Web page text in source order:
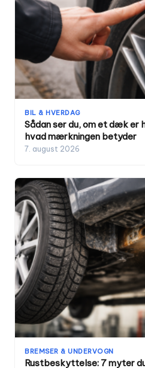
BIL & HVERDAG
Sådan ser du, om et dæk er
hvad mærkningen betyder
7. august 2026
BREMSER & UNDERVOGN
Rustbeskyttelse: 7 myter